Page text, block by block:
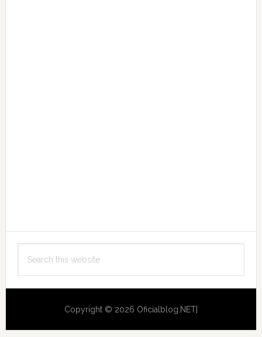
this
Copyright © 2026 Oficialblog.NET]